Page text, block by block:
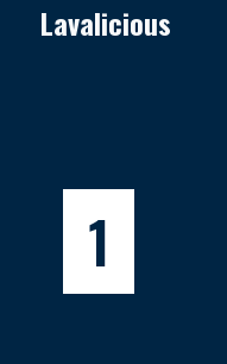
Lavalicious
1